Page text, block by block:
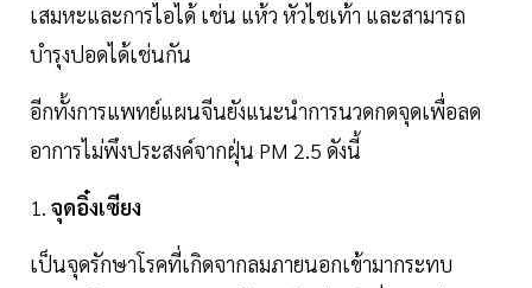
เสมหะและการไอได้ เช่น แห้ว หัวไชเท้า และสามารถ
บำรุงปอดได้เช่นกัน
อีกทั้งการแพทย์แผนจีนยังแนะนำการนวดกดจุดเพื่อลด
อาการไม่พึงประสงค์จากฝุ่น PM 2.5 ดังนี้
1. จุดอิ๋งเซียง
เป็นจุดรักษาโรคที่เกิดจากลมภายนอกเข้ามากระทบ